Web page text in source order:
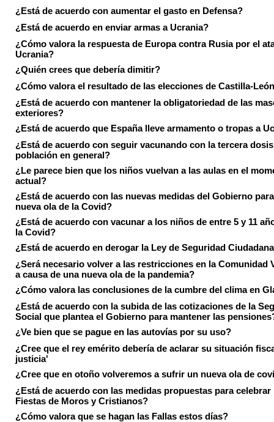
¿Está de acuerdo con aumentar el gasto en Defensa?
¿Está de acuerdo en enviar armas a Ucrania?
¿Cómo valora la respuesta de Europa contra Rusia por el
Ucrania?
¿Quién crees que debería dimitir?
¿Cómo valora el resultado de las elecciones de Castilla-
¿Está de acuerdo con mantener la obligatoriedad de las
exteriores?
¿Está de acuerdo que España lleve armamento o tropas a
¿Está de acuerdo con seguir vacunando con la tercera
población en general?
¿Le parece bien que los niños vuelvan a las aulas en el
actual?
¿Está de acuerdo con las nuevas medidas del Gobierno
nueva ola de la Covid?
¿Está de acuerdo con vacunar a los niños de entre 5 y 11
la Covid?
¿Está de acuerdo en derogar la Ley de Seguridad
¿Será necesario volver a las restricciones en la Comunidad
a causa de una nueva ola de la pandemia?
¿Cómo valora las conclusiones de la cumbre del clima en
¿Está de acuerdo con la subida de las cotizaciones de la
Social que plantea el Gobierno para mantener las
¿Ve bien que se pague en las autovías por su uso?
¿Cree que el rey emérito debería de aclarar su situación
justicia'
¿Cree que en otoño volveremos a sufrir un nueva ola de
¿Está de acuerdo con las medidas propuestas para celebrar
Fiestas de Moros y Cristianos?
¿Cómo valora que se hagan las Fallas estos días?